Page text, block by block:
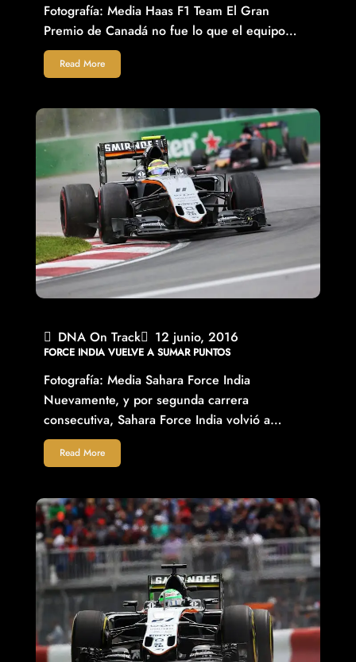
Fotografía: Media Haas F1 Team El Gran
Premio de Canadá no fue lo que el equipo…
Read More
DNA On Track 12 junio, 2016
FORCE INDIA VUELVE A SUMAR PUNTOS
Fotografía: Media Sahara Force India
Nuevamente, y por segunda carrera
consecutiva, Sahara Force India volvió a…
Read More